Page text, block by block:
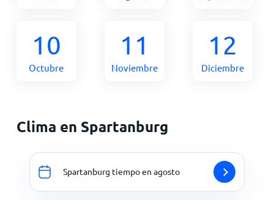
10
Octubre
11
Noviembre
12
Diciembre
Clima en Spartanburg
Spartanburg tiempo en agosto